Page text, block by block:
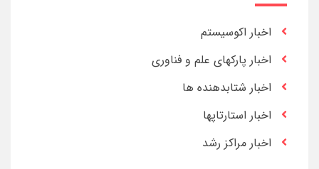
اخبار اکوسیستم
اخبار پارکهای علم و فناوری
اخبار شتابدهنده ها
اخبار استارتاپها
اخبار مراکز رشد